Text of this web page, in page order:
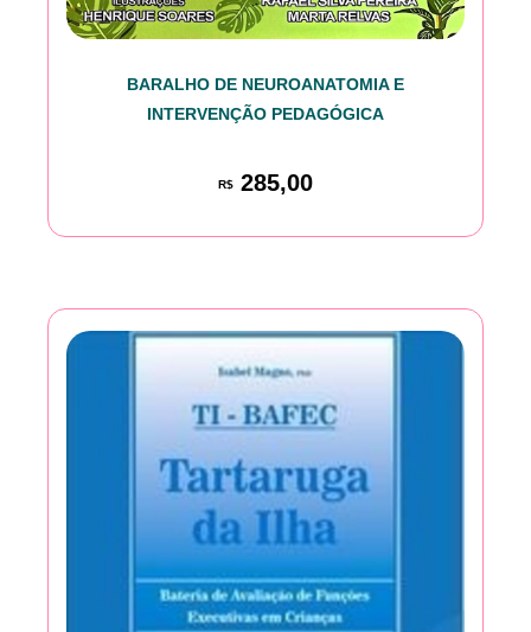
BARALHO DE NEUROANATOMIA E
INTERVENÇÃO PEDAGÓGICA
R$ 285,00